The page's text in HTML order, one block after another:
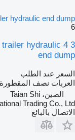
hydraulic end dump
6
trailer hydraulic
end dump
السعر عند الطلب
العربات نصف المقطورة
الصين، Taian Shi
Trading Co., Ltd.
الاتصال بالبائع